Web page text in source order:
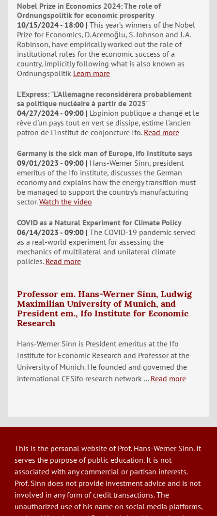
Nobel Prize in Economics 2024: The role of
Ordnungspolitik for economic prosperity
10/15/2024 - 18:00 This year’s winners of the Nobel
Prize for Economics, D. Acemoğlu, S. Johnson and J. A.
Robinson, have empirically worked out the role of
institutional rules for the economic success of a
country, implicitly following what is also known as
Ordnungspolitik Learn more
L'Express: "L'Allemagne reconsidérera probablement
sa politique nucléaire à partir de 2025"
04/27/2024 - 09:00
L'opinion publique a changé et le
rêve d'un pays tout en vert se dissipe, estime l'ancien
patron de l'Institut de conjoncture Ifo. Read more
Germany is the sick man of Europe, Ifo Institute says
09/01/2023 - 09:00
Hans-Werner Sinn, president
emeritus of the Ifo institute, discusses the German
economy and explains how the energy transition must
be managed to support the country's manufacturing
sector. Watch the video
COVID as a Natural Experiment for Climate Policy
06/14/2023 - 09:00 The COVID-19 pandemic served
as a real-world experiment for assessing the
mechanics of multilateral and unilateral climate
policies. Read more
Professor em. Hans-Werner Sinn, Ludwig
Maximilian University of Munich, and
President em., Ifo Institute for Economic
Research
Hans-Werner Sinn is President emeritus at the Ifo
Institute for Economic Research and Professor at the
University of Munich. He founded and governed the
international CESifo research network ... Read more
This is the personal website of Prof. Hans-Werner Sinn. It
serves the purpose of public education. It is not
associated with any commercial or partisan interests.
Prof. Sinn does not provide investment advice and is not
involved in any form of credit transactions. The
unauthorized use of his name on social media platforms,